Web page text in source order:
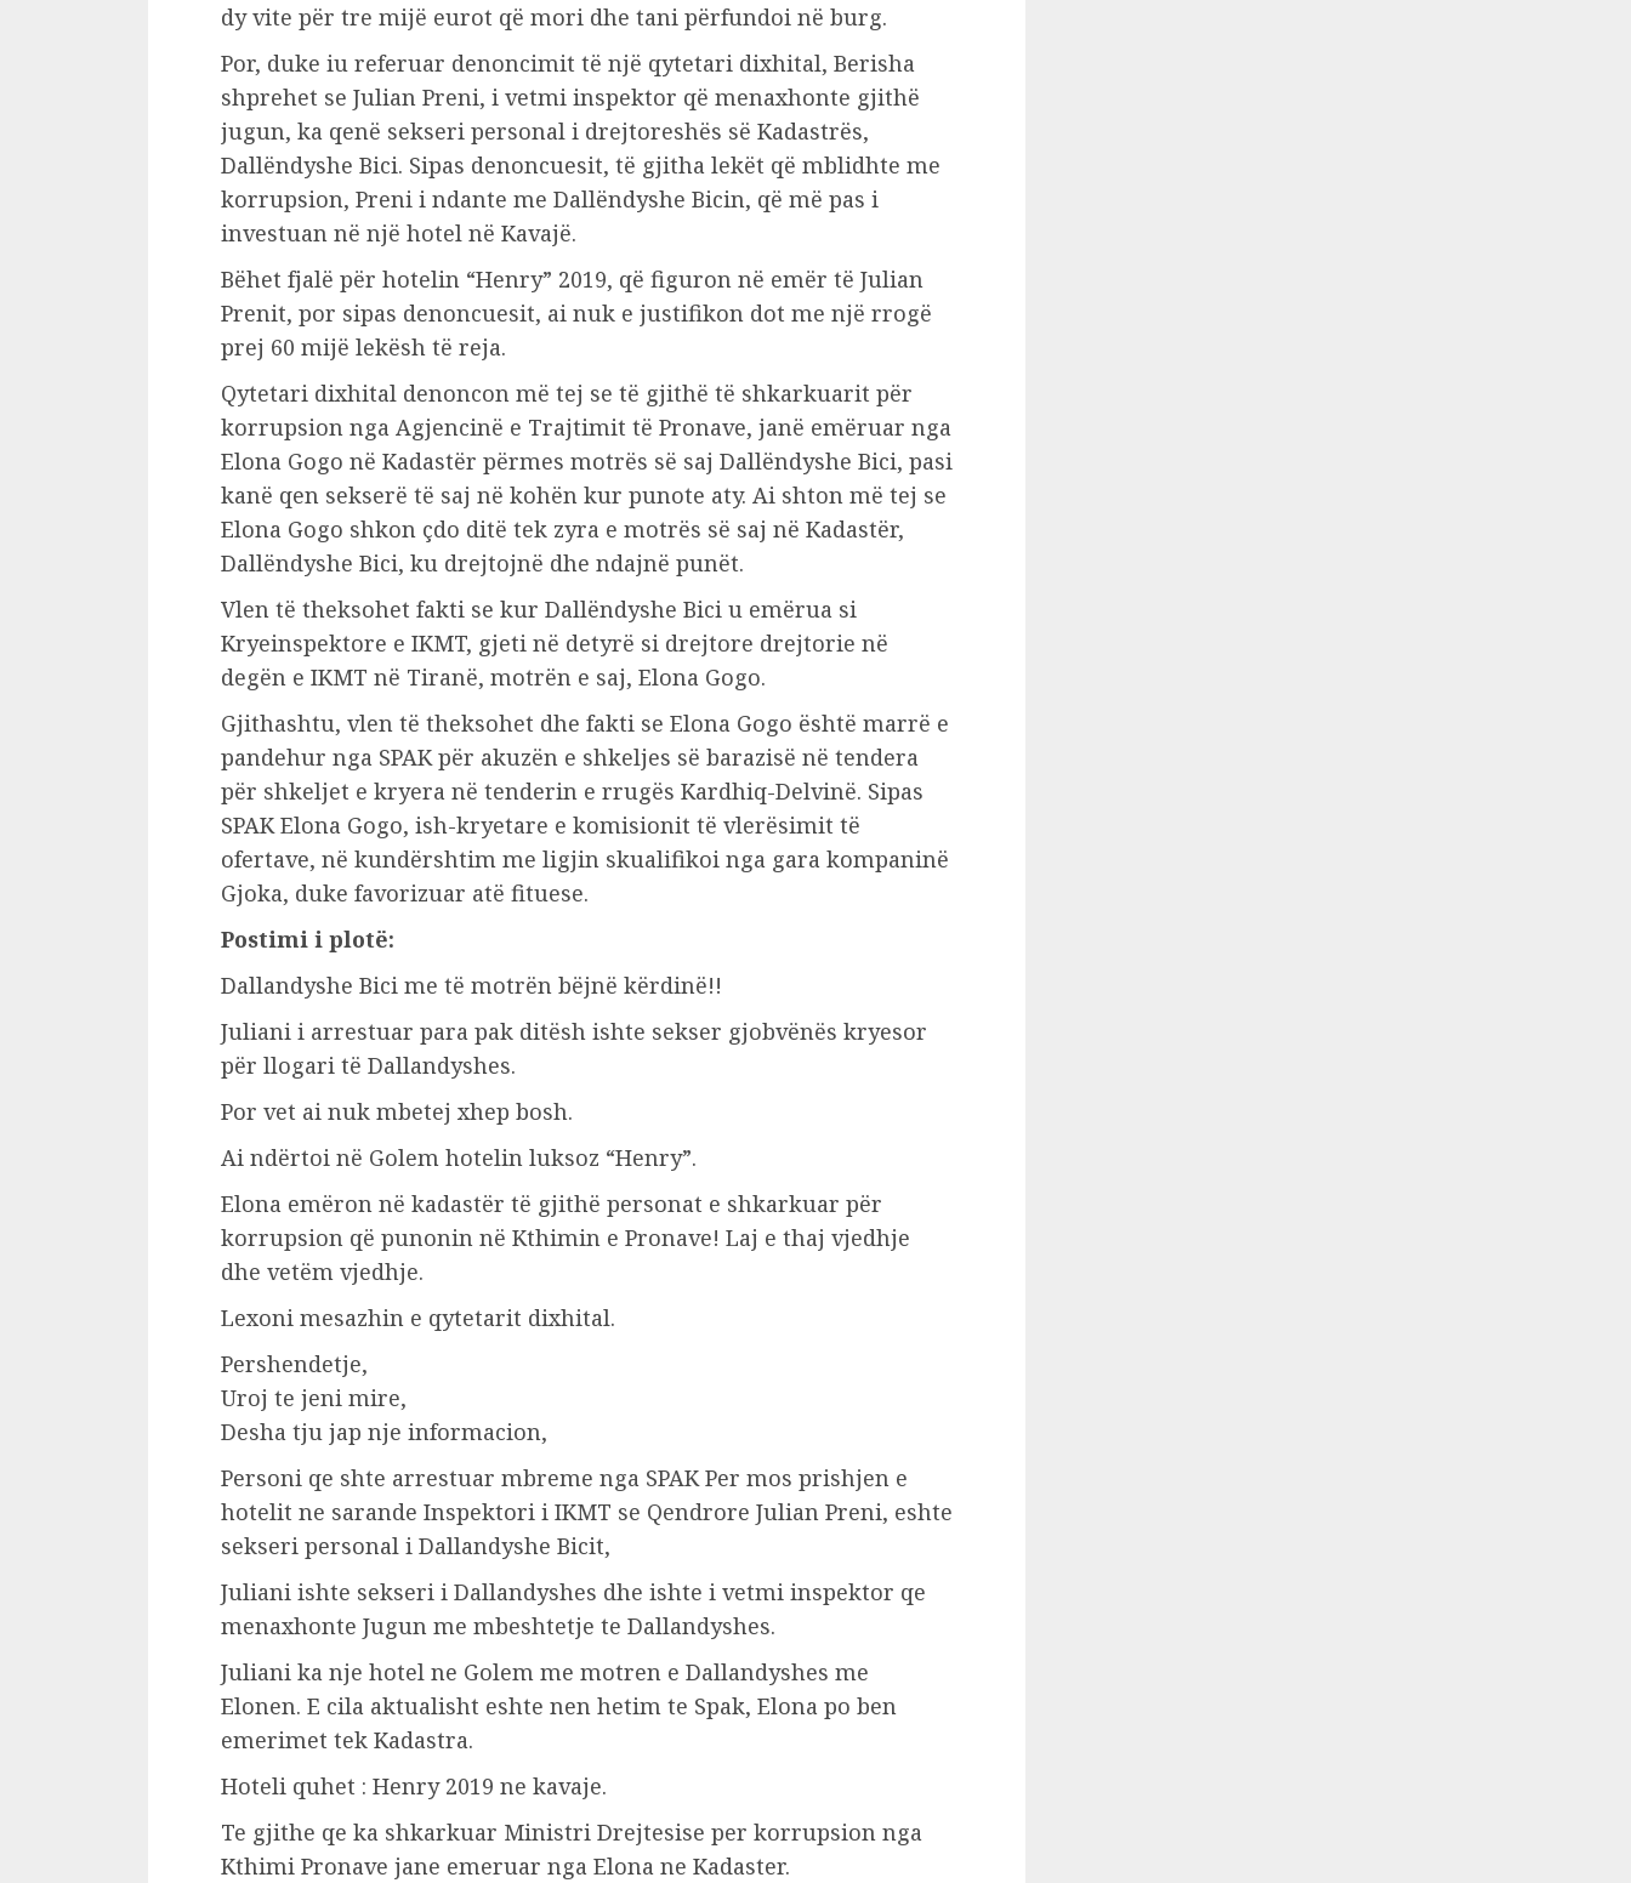
dy vite për tre mijë eurot që mori dhe tani përfundoi në burg.
Por, duke iu referuar denoncimit të një qytetari dixhital, Berisha
shprehet se Julian Preni, i vetmi inspektor që menaxhonte gjithë
jugun, ka qenë sekseri personal i drejtoreshës së Kadastrës,
Dallëndyshe Bici. Sipas denoncuesit, të gjitha lekët që mblidhte me
korrupsion, Preni i ndante me Dallëndyshe Bicin, që më pas i
investuan në një hotel në Kavajë.
Bëhet fjalë për hotelin “Henry” 2019, që figuron në emër të Julian
Prenit, por sipas denoncuesit, ai nuk e justifikon dot me një rrogë
prej 60 mijë lekësh të reja.
Qytetari dixhital denoncon më tej se të gjithë të shkarkuarit për
korrupsion nga Agjencinë e Trajtimit të Pronave, janë emëruar nga
Elona Gogo në Kadastër përmes motrës së saj Dallëndyshe Bici, pasi
kanë qen sekserë të saj në kohën kur punote aty. Ai shton më tej se
Elona Gogo shkon çdo ditë tek zyra e motrës së saj në Kadastër,
Dallëndyshe Bici, ku drejtojnë dhe ndajnë punët.
Vlen të theksohet fakti se kur Dallëndyshe Bici u emërua si
Kryeinspektore e IKMT, gjeti në detyrë si drejtore drejtorie në
degën e IKMT në Tiranë, motrën e saj, Elona Gogo.
Gjithashtu, vlen të theksohet dhe fakti se Elona Gogo është marrë e
pandehur nga SPAK për akuzën e shkeljes së barazisë në tendera
për shkeljet e kryera në tenderin e rrugës Kardhiq-Delvinë. Sipas
SPAK Elona Gogo, ish-kryetare e komisionit të vlerësimit të
ofertave, në kundërshtim me ligjin skualifikoi nga gara kompaninë
Gjoka, duke favorizuar atë fituese.
Postimi i plotë:
Dallandyshe Bici me të motrën bëjnë kërdinë!!
Juliani i arrestuar para pak ditësh ishte sekser gjobvënës kryesor
për llogari të Dallandyshes.
Por vet ai nuk mbetej xhep bosh.
Ai ndërtoi në Golem hotelin luksoz “Henry”.
Elona emëron në kadastër të gjithë personat e shkarkuar për
korrupsion që punonin në Kthimin e Pronave! Laj e thaj vjedhje
dhe vetëm vjedhje.
Lexoni mesazhin e qytetarit dixhital.
Pershendetje,
Uroj te jeni mire,
Desha tju jap nje informacion,
Personi qe shte arrestuar mbreme nga SPAK Per mos prishjen e
hotelit ne sarande Inspektori i IKMT se Qendrore Julian Preni, eshte
sekseri personal i Dallandyshe Bicit,
Juliani ishte sekseri i Dallandyshes dhe ishte i vetmi inspektor qe
menaxhonte Jugun me mbeshtetje te Dallandyshes.
Juliani ka nje hotel ne Golem me motren e Dallandyshes me
Elonen. E cila aktualisht eshte nen hetim te Spak, Elona po ben
emerimet tek Kadastra.
Hoteli quhet : Henry 2019 ne kavaje.
Te gjithe qe ka shkarkuar Ministri Drejtesise per korrupsion nga
Kthimi Pronave jane emeruar nga Elona ne Kadaster.